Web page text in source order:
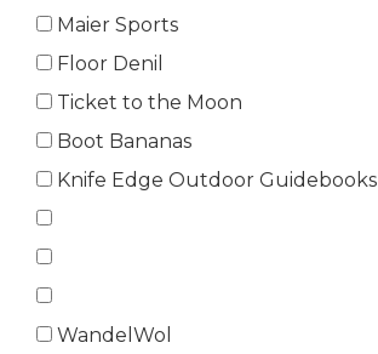
Maier Sports
Floor Denil
Ticket to the Moon
Boot Bananas
Knife Edge Outdoor Guidebooks
WandelWol